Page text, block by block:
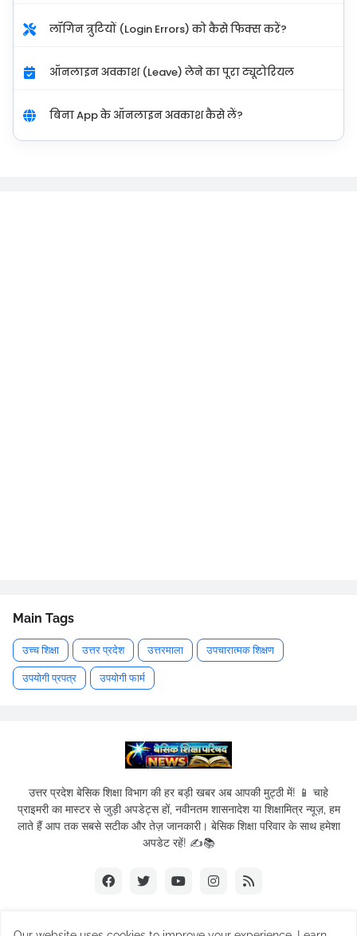
लॉगिन त्रुटियों (Login Errors) को कैसे फिक्स करें?
ऑनलाइन अवकाश (Leave) लेने का पूरा ट्यूटोरियल
बिना App के ऑनलाइन अवकाश कैसे लें?
Main Tags
उच्च शिक्षा उत्तर प्रदेश उत्तरमाला उपचारात्मक शिक्षण
उपयोगी प्रपत्र उपयोगी फार्म
उत्तर प्रदेश बेसिक शिक्षा विभाग की हर बड़ी खबर अब आपकी मुट्ठी में! 📱 चाहे
प्राइमरी का मास्टर से जुड़ी अपडेट्स हों, नवीनतम शासनादेश या शिक्षामित्र न्यूज़, हम
लाते हैं आप तक सबसे सटीक और तेज़ जानकारी। बेसिक शिक्षा परिवार के साथ हमेशा
अपडेट रहें! ✍️📚